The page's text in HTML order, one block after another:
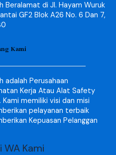
Beralamat di Jl. Hayam Wuruk
GF2 Blok A26 No. 6 Dan 7,
Kami
adalah Perusahaan
Kerja Atau Alat Safety
memiliki visi dan misi
pelayanan terbaik
Kepuasan Pelanggan
WA Kami